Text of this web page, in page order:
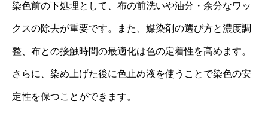
染色前の下処理として、布の前洗いや油分・余分なワッ
クスの除去が重要です。また、媒染剤の選び方と濃度調
整、布との接触時間の最適化は色の定着性を高めます。
さらに、染め上げた後に色止め液を使うことで染色の安
定性を保つことができます。